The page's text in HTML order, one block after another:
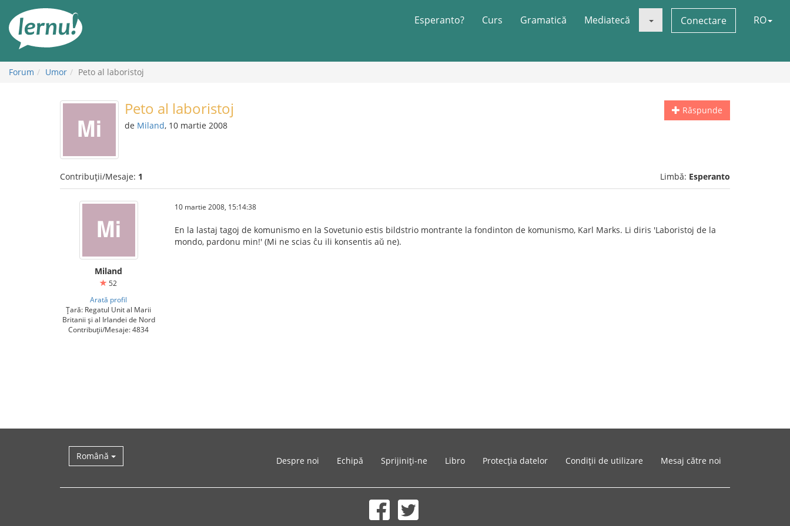
conținut
Esperanto? Curs Gramatică Mediatecă Conectare RO
Forum Umor Peto al laboristoj
Răspunde
Peto al laboristoj
de Miland, 10 martie 2008
Contribuții/Mesaje: 1 Limbă: Esperanto
Miland
52
Arată profil
Țară: Regatul Unit al Marii
Britanii și al Irlandei de Nord
Contribuții/Mesaje: 4834
10 martie 2008, 15:14:38
En la lastaj tagoj de komunismo en la Sovetunio estis bildstrio montrante la fondinton de komunismo, Karl Marks. Li diris 'Laboristoj de la
mondo, pardonu min!' (Mi ne scias ĉu ili konsentis aŭ ne).
Română Despre noi Echipă Sprijiniți-ne Libro Protecția datelor Condiții de utilizare Mesaj către noi